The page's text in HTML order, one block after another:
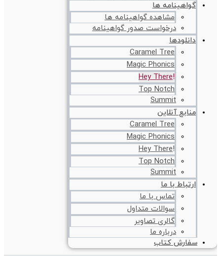
گواهینامه ها
مشاهده گواهینامه ها
درخواست صدور گواهینامه
دانلودها
Caramel Tree
Magic Phonics
!Hey There
Top Notch
Summit
منابع آنلاین
Caramel Tree
Magic Phonics
!Hey There
Top Notch
Summit
ارتباط با ما
تماس با ما
سوالات متداول
گالری تصاویر
درباره ما
سفارش کتاب